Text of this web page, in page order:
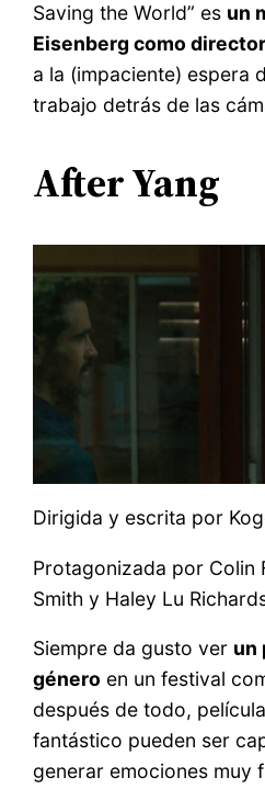
Saving the World” es un
Eisenberg como director
a la (impaciente) espera
trabajo detrás de las
After Yang
Dirigida y escrita por
Protagonizada por Colin
Smith y Haley Lu
Siempre da gusto ver un
género en un festival
después de todo,
fantástico pueden ser
generar emociones muy